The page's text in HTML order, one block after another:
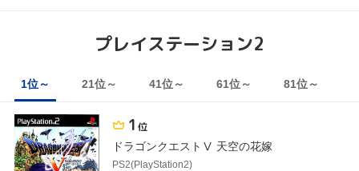
プレイステーション2
1位～ 21位～ 41位～ 61位～ 81位～
1 位
ドラゴンクエストⅤ 天空の花嫁
PS2(PlayStation2)